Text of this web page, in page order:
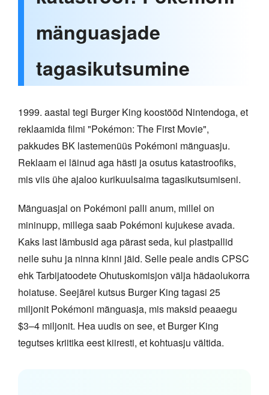
mänguasjade
tagasikutsumine
1999. aastal tegi Burger King koostööd Nintendoga, et
reklaamida filmi "Pokémon: The First Movie",
pakkudes BK lastemenüüs Pokémoni mänguasju.
Reklaam ei läinud aga hästi ja osutus katastroofiks,
mis viis ühe ajaloo kurikuulsaima tagasikutsumiseni.
Mänguasjal on Pokémoni palli anum, millel on
mininupp, millega saab Pokémoni kujukese avada.
Kaks last lämbusid aga pärast seda, kui plastpallid
neile suhu ja ninna kinni jäid. Selle peale andis CPSC
ehk Tarbijatoodete Ohutuskomisjon välja hädaolukorra
hoiatuse. Seejärel kutsus Burger King tagasi 25
miljonit Pokémoni mänguasja, mis maksid peaaegu
$3–4 miljonit. Hea uudis on see, et Burger King
tegutses kriitika eest kiiresti, et kohtuasju vältida.